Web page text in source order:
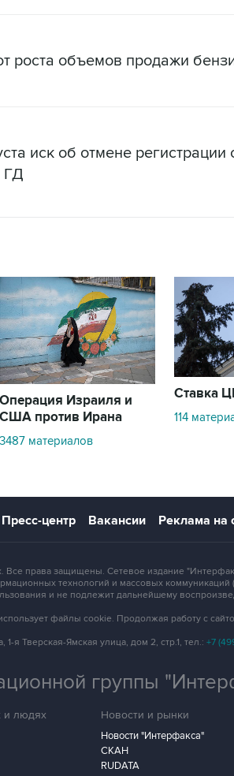
роста объемов продажи
иск об отмене регистрации
ГД
Операция Израиля и
США против Ирана
3487 материалов
Ставка
114
Пресс-центр Вакансии Реклама на
Все права защищены. Сетевое издание
технологий и массовых
и не подлежит дальнейшему
файлы cookie. Продолжая работу с
я Тверская-Ямская улица, дом 2, стр.1, тел.: +7
группы
и людях Новости и рынки
Новости "Интерфакса"
СКАН
RUDATA